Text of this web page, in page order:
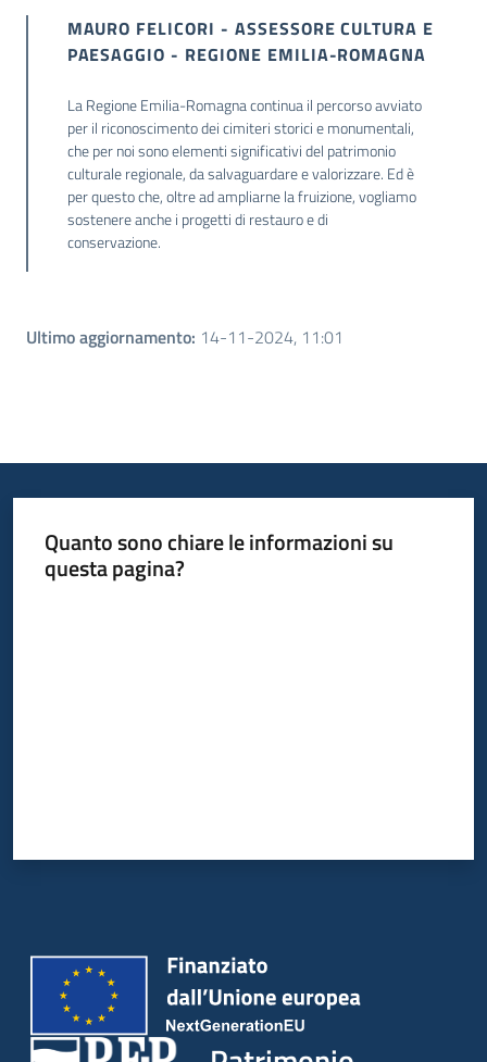
MAURO FELICORI - ASSESSORE CULTURA E
PAESAGGIO - REGIONE EMILIA-ROMAGNA
La Regione Emilia-Romagna continua il percorso avviato
per il riconoscimento dei cimiteri storici e monumentali,
che per noi sono elementi significativi del patrimonio
culturale regionale, da salvaguardare e valorizzare. Ed è
per questo che, oltre ad ampliarne la fruizione, vogliamo
sostenere anche i progetti di restauro e di
conservazione.
Ultimo aggiornamento: 14-11-2024, 11:01
Quanto sono chiare le informazioni su
questa pagina?